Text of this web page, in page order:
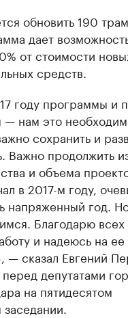
обновить 190
дает
от стоимости
средств.
году программы и
— нам это
сохранить и
Важно продолжить
и объема
в 2017-м году,
напряженный год.
Благодарю всех
и надеюсь на
— сказал Евгений
депутатами
на пятидесятом